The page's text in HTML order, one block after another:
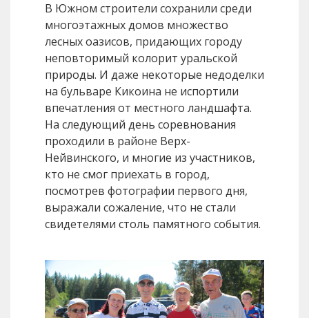
В Южном строители сохранили среди
многоэтажных домов множество
лесных оазисов, придающих городу
неповторимый колорит уральской
природы. И даже некоторые недоделки
на бульваре Кикоина не испортили
впечатления от местного ландшафта.
На следующий день соревнования
проходили в районе Верх­-
Нейвинского, и многие из участников,
кто не смог приехать в город,
посмотрев фотографии первого дня,
выражали сожаление, что не стали
свидетелями столь памятного события.